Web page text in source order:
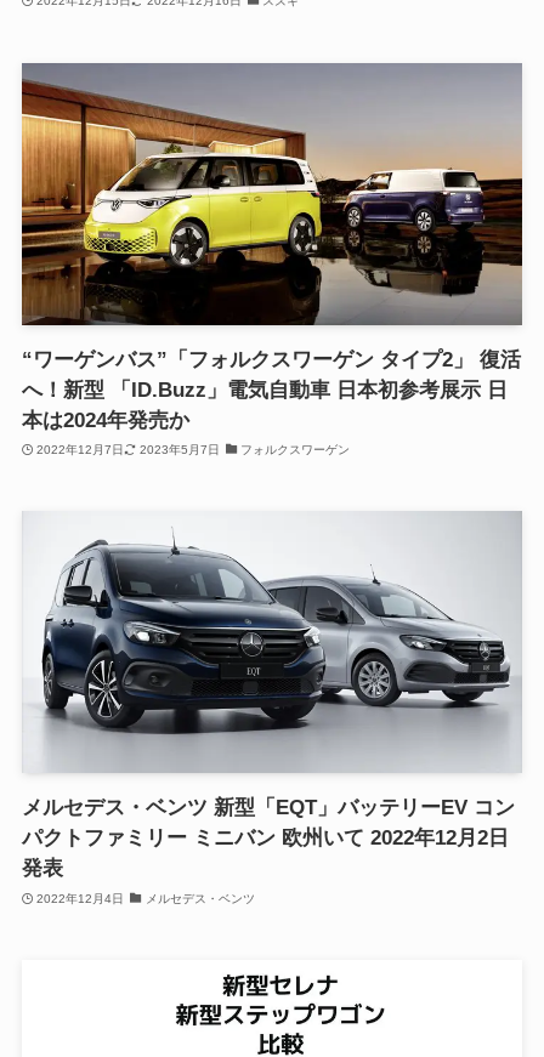
“ワーゲンバス”「フォルクスワーゲン タイプ2」 復活
へ！新型 「ID.Buzz」電気自動車 日本初参考展示 日
本は2024年発売か
2022年12月7日 2023年5月7日 フォルクスワーゲン
メルセデス・ベンツ 新型「EQT」バッテリーEV コン
パクトファミリー ミニバン 欧州いて 2022年12月2日
発表
2022年12月4日 メルセデス・ベンツ